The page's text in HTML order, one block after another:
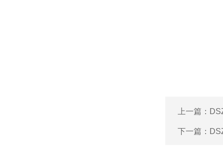
上一篇：
下一篇：